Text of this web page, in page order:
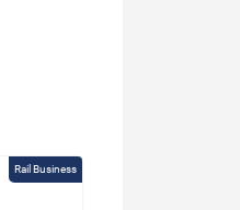
Rail Business